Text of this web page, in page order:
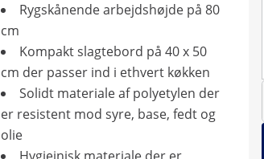
Rygskånende arbejdshøjde på 80
cm
Kompakt slagtebord på 40 x 50
cm der passer ind i ethvert køkken
Solidt materiale af polyetylen der
er resistent mod syre, base, fedt og
olie